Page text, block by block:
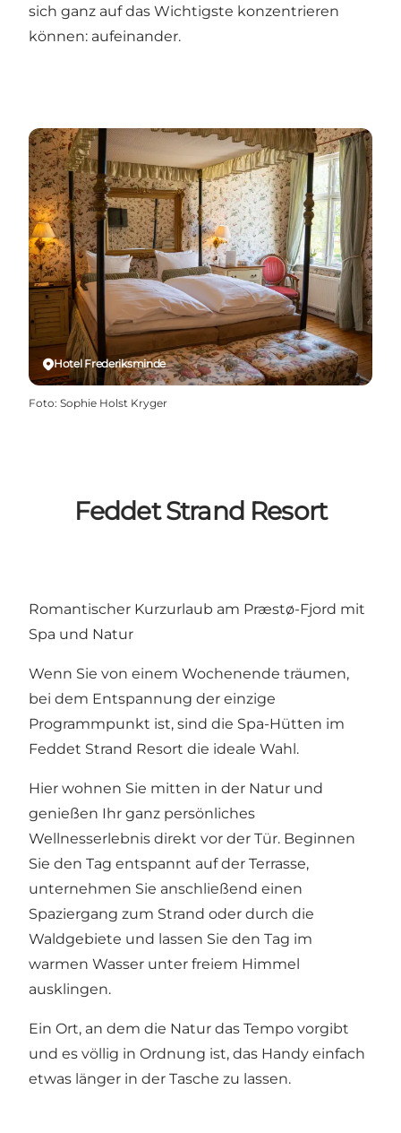
sich ganz auf das Wichtigste konzentrieren
können: aufeinander.
Hotel Frederiksminde
Foto: Sophie Holst Kryger
Feddet Strand Resort
Romantischer Kurzurlaub am Præstø-Fjord mit
Spa und Natur
Wenn Sie von einem Wochenende träumen,
bei dem Entspannung der einzige
Programmpunkt ist, sind die Spa-Hütten im
Feddet Strand Resort die ideale Wahl.
Hier wohnen Sie mitten in der Natur und
genießen Ihr ganz persönliches
Wellnesserlebnis direkt vor der Tür. Beginnen
Sie den Tag entspannt auf der Terrasse,
unternehmen Sie anschließend einen
Spaziergang zum Strand oder durch die
Waldgebiete und lassen Sie den Tag im
warmen Wasser unter freiem Himmel
ausklingen.
Ein Ort, an dem die Natur das Tempo vorgibt
und es völlig in Ordnung ist, das Handy einfach
etwas länger in der Tasche zu lassen.